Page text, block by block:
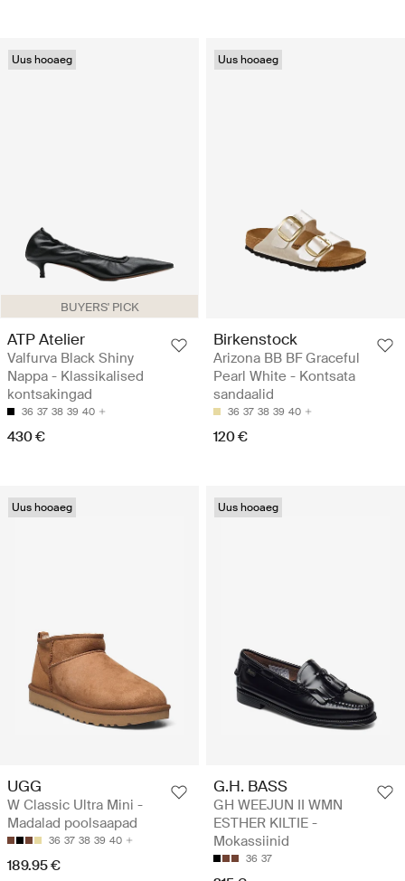
BUYERS' PICK
Uus hooaeg
ATP Atelier
Valfurva Black Shiny
Nappa - Klassikalised
kontsakingad
36 37 38 39 40
430 €
Uus hooaeg
Birkenstock
Arizona BB BF Graceful
Pearl White - Kontsata
sandaalid
36 37 38 39 40
120 €
Uus hooaeg
UGG
W Classic Ultra Mini -
Madalad poolsaapad
36 37 38 39 40
189.95 €
Uus hooaeg
G.H. BASS
GH WEEJUN II WMN
ESTHER KILTIE -
Mokassiinid
36 37